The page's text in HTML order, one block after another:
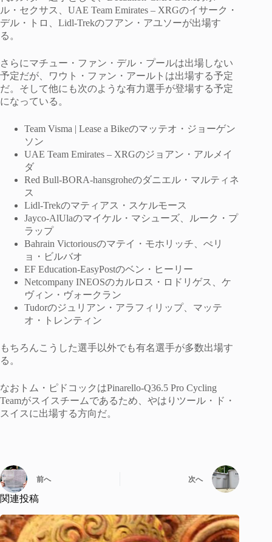
ル・セクサス、UAE Team Emirates – XRGのイサーク・
デル・トロ、Lidl-Trekのフアン・アユソーが出場す
る。
さらにマチュー・ファン・デル・プールは出場しない
予定だが、ワウト・ファン・アールトは出場する予定
だ。そして他にも次のような有力選手が登場する予定
になっている。
Team Visma | Lease a Bikeのマッテオ・ジョーゲン
ソン
UAE Team Emirates – XRGのジョアン・アルメイ
ダ
Red Bull-BORA-hansgroheのダニエル・マルティネ
ス
Lidl-Trekのマティアス・スケルモース
Jayco-AlUlaのマイケル・マシューズ、ルーク・プ
ラップ
Bahrain Victoriousのマテイ・モホリッチ、ぺリ
ョ・ビルバオ
EF Education-EasyPostのベン・ヒーリー
Netcompany INEOSのカルロス・ロドリゲス、ケ
ヴィン・ヴォークラン
Tudorのジュリアン・アラフィリップ、マッテ
オ・トレンティン
もちろんこうした選手以外でも有名選手が多数出場す
る。
なおトム・ピドコックはPinarello-Q36.5 Pro Cycling
Teamがスイスチームであるため、やはりツール・ド・
スイスに出場する方向だ。
前へ 次へ
関連投稿